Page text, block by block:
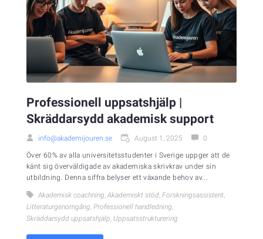
Professionell uppsatshjälp |
Skräddarsydd akademisk support
info@akademijouren.se August 1, 2025 0
Över 60% av alla universitetsstudenter i Sverige uppger att de
känt sig överväldigade av akademiska skrivkrav under sin
utbildning. Denna siffra belyser ett växande behov av...
Akademisk coachning Akademiskt stöd Forskningsassistent
Litteraturgenomgång Professionell handledning
Skräddarsydd uppsatshjälp Uppsatsstrukturering